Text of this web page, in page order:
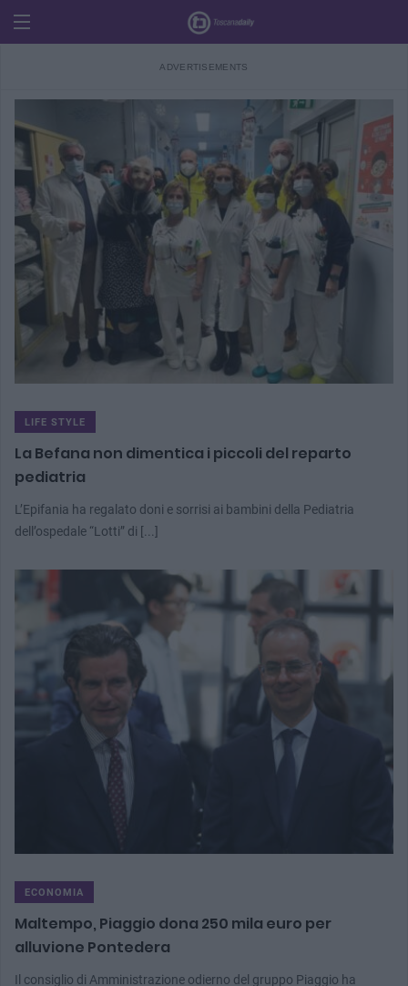
LIFE STYLE
La Befana non dimentica i piccoli del reparto
pediatria
L’Epifania ha regalato doni e sorrisi ai bambini della Pediatria
dell’ospedale “Lotti” di [...]
ECONOMIA
Maltempo, Piaggio dona 250 mila euro per
alluvione Pontedera
Il consiglio di Amministrazione odierno del gruppo Piaggio ha